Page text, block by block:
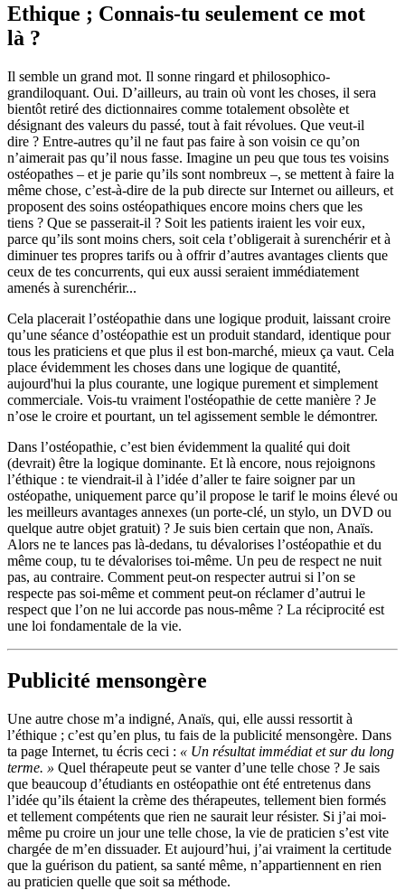
Ethique ; Connais-tu seulement ce mot
là ?
Il semble un grand mot. Il sonne ringard et philosophico-
grandiloquant. Oui. D’ailleurs, au train où vont les choses, il sera
bientôt retiré des dictionnaires comme totalement obsolète et
désignant des valeurs du passé, tout à fait révolues. Que veut-il
dire ? Entre-autres qu’il ne faut pas faire à son voisin ce qu’on
n’aimerait pas qu’il nous fasse. Imagine un peu que tous tes voisins
ostéopathes – et je parie qu’ils sont nombreux –, se mettent à faire la
même chose, c’est-à-dire de la pub directe sur Internet ou ailleurs, et
proposent des soins ostéopathiques encore moins chers que les
tiens ? Que se passerait-il ? Soit les patients iraient les voir eux,
parce qu’ils sont moins chers, soit cela t’obligerait à surenchérir et à
diminuer tes propres tarifs ou à offrir d’autres avantages clients que
ceux de tes concurrents, qui eux aussi seraient immédiatement
amenés à surenchérir...
Cela placerait l’ostéopathie dans une logique produit, laissant croire
qu’une séance d’ostéopathie est un produit standard, identique pour
tous les praticiens et que plus il est bon-marché, mieux ça vaut. Cela
place évidemment les choses dans une logique de quantité,
aujourd'hui la plus courante, une logique purement et simplement
commerciale. Vois-tu vraiment l'ostéopathie de cette manière ? Je
n’ose le croire et pourtant, un tel agissement semble le démontrer.
Dans l’ostéopathie, c’est bien évidemment la qualité qui doit
(devrait) être la logique dominante. Et là encore, nous rejoignons
l’éthique : te viendrait-il à l’idée d’aller te faire soigner par un
ostéopathe, uniquement parce qu’il propose le tarif le moins élevé ou
les meilleurs avantages annexes (un porte-clé, un stylo, un DVD ou
quelque autre objet gratuit) ? Je suis bien certain que non, Anaïs.
Alors ne te lances pas là-dedans, tu dévalorises l’ostéopathie et du
même coup, tu te dévalorises toi-même. Un peu de respect ne nuit
pas, au contraire. Comment peut-on respecter autrui si l’on se
respecte pas soi-même et comment peut-on réclamer d’autrui le
respect que l’on ne lui accorde pas nous-même ? La réciprocité est
une loi fondamentale de la vie.
Publicité mensongère
Une autre chose m’a indigné, Anaïs, qui, elle aussi ressortit à
l’éthique ; c’est qu’en plus, tu fais de la publicité mensongère. Dans
ta page Internet, tu écris ceci : « Un résultat immédiat et sur du long
terme. » Quel thérapeute peut se vanter d’une telle chose ? Je sais
que beaucoup d’étudiants en ostéopathie ont été entretenus dans
l’idée qu’ils étaient la crème des thérapeutes, tellement bien formés
et tellement compétents que rien ne saurait leur résister. Si j’ai moi-
même pu croire un jour une telle chose, la vie de praticien s’est vite
chargée de m’en dissuader. Et aujourd’hui, j’ai vraiment la certitude
que la guérison du patient, sa santé même, n’appartiennent en rien
au praticien quelle que soit sa méthode.